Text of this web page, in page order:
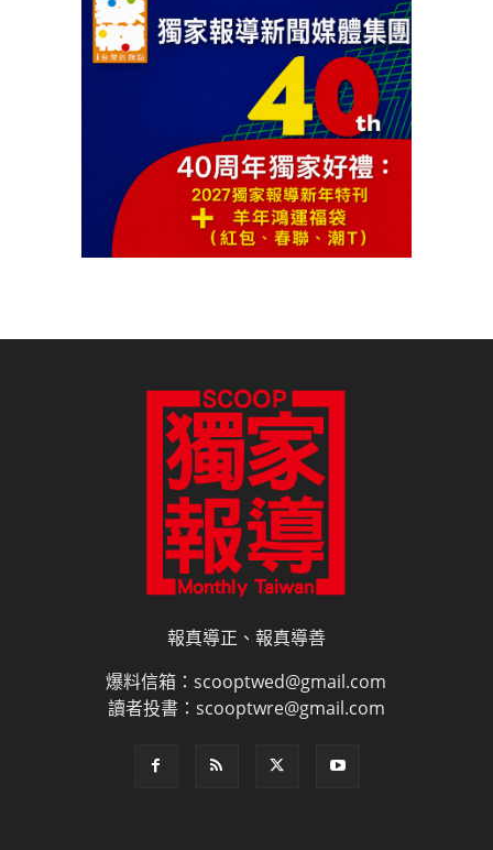
報真導正、報真導善
爆料信箱：scooptwed@gmail.com
讀者投書：scooptwre@gmail.com